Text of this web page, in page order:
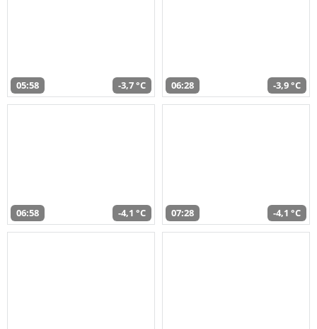
05:58 -3,7 °C 06:28 -3,9 °C
06:58 -4,1 °C 07:28 -4,1 °C